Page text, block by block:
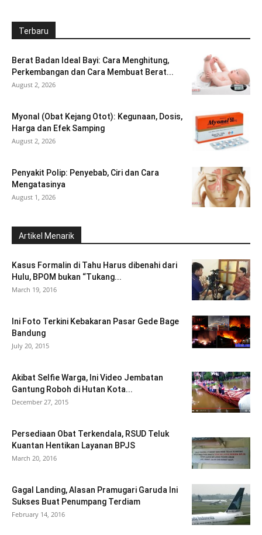
Terbaru
Berat Badan Ideal Bayi: Cara Menghitung,
Perkembangan dan Cara Membuat Berat...
August 2, 2026
Myonal (Obat Kejang Otot): Kegunaan, Dosis,
Harga dan Efek Samping
August 2, 2026
Penyakit Polip: Penyebab, Ciri dan Cara
Mengatasinya
August 1, 2026
Artikel Menarik
Kasus Formalin di Tahu Harus dibenahi dari
Hulu, BPOM bukan “Tukang...
March 19, 2016
Ini Foto Terkini Kebakaran Pasar Gede Bage
Bandung
July 20, 2015
Akibat Selfie Warga, Ini Video Jembatan
Gantung Roboh di Hutan Kota...
December 27, 2015
Persediaan Obat Terkendala, RSUD Teluk
Kuantan Hentikan Layanan BPJS
March 20, 2016
Gagal Landing, Alasan Pramugari Garuda Ini
Sukses Buat Penumpang Terdiam
February 14, 2016